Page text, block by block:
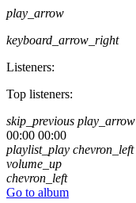
play_arrow
keyboard_arrow_right
Listeners:
Top listeners:
skip_previous play_arrow
00:00 00:00
playlist_play chevron_left
volume_up
chevron_left
Go to album